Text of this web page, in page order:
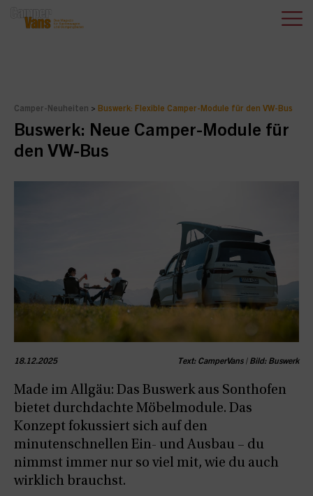
Camper-Neuheiten > Buswerk: Flexible Camper-Module für den VW-Bus
Buswerk: Neue Camper-Module für
den VW-Bus
18.12.2025 Text: CamperVans | Bild: Buswerk
Made im Allgäu: Das Buswerk aus Sonthofen
bietet durchdachte Möbelmodule. Das
Konzept fokussiert sich auf den
minutenschnellen Ein- und Ausbau – du
nimmst immer nur so viel mit, wie du auch
wirklich brauchst.